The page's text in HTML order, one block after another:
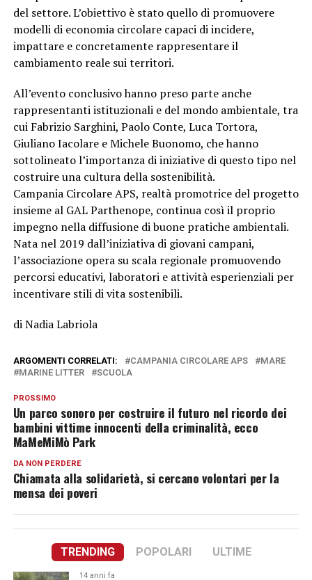
del settore. L’obiettivo è stato quello di promuovere
modelli di economia circolare capaci di incidere,
impattare e concretamente rappresentare il
cambiamento reale sui territori.
All’evento conclusivo hanno preso parte anche
rappresentanti istituzionali e del mondo ambientale, tra
cui Fabrizio Sarghini, Paolo Conte, Luca Tortora,
Giuliano Iacolare e Michele Buonomo, che hanno
sottolineato l’importanza di iniziative di questo tipo nel
costruire una cultura della sostenibilità.
Campania Circolare APS, realtà promotrice del progetto
insieme al GAL Parthenope, continua così il proprio
impegno nella diffusione di buone pratiche ambientali.
Nata nel 2019 dall’iniziativa di giovani campani,
l’associazione opera su scala regionale promuovendo
percorsi educativi, laboratori e attività esperienziali per
incentivare stili di vita sostenibili.
di Nadia Labriola
ARGOMENTI CORRELATI: CAMPANIA CIRCOLARE APS
MARE
MARINE LITTER
SCUOLA
PROSSIMO
Un parco sonoro per costruire il futuro nel ricordo dei
bambini vittime innocenti della criminalità, ecco
MaMeMiMò Park
DA NON PERDERE
Chiamata alla solidarietà, si cercano volontari per la
mensa dei poveri
TRENDING POPOLARI ULTIME
14 anni fa